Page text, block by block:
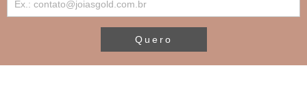
Quero